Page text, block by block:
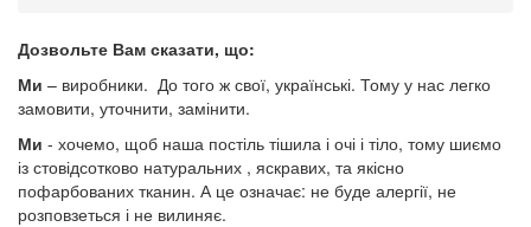
Дозвольте Вам сказати, що:
Ми – виробники. До того ж свої, українські. Тому у нас легко
замовити, уточнити, замінити.
Ми - хочемо, щоб наша постіль тішила і очі і тіло, тому шиємо
із стовідсотково натуральних , яскравих, та якісно
пофарбованих тканин. А це означає: не буде алергії, не
розповзеться і не вилиняє.